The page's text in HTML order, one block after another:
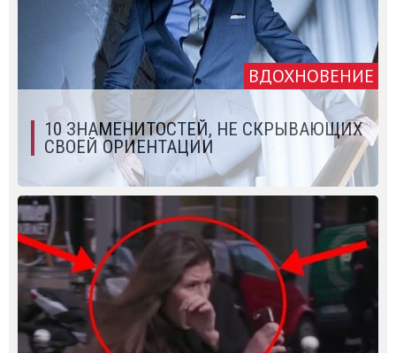
ВДОХНОВЕНИЕ
10 ЗНАМЕНИТОСТЕЙ, НЕ СКРЫВАЮЩИХ
СВОЕЙ ОРИЕНТАЦИИ